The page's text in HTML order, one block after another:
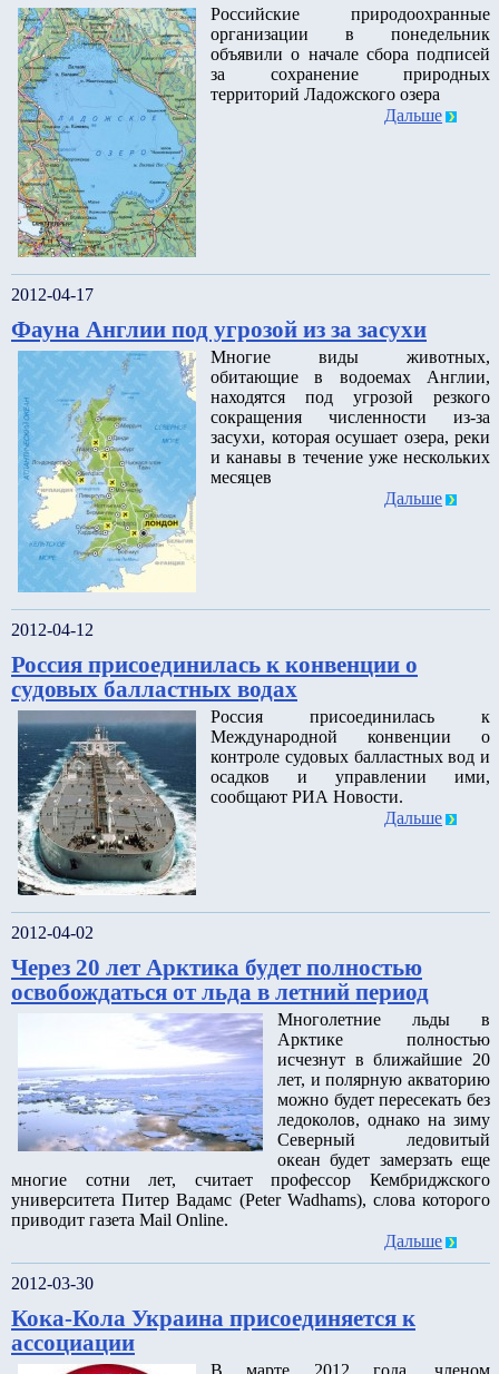
Российские природоохранные
организации в понедельник
объявили о начале сбора подписей
за сохранение природных
территорий Ладожского озера
Дальше
2012-04-17
Фауна Англии под угрозой из за засухи
Многие виды животных,
обитающие в водоемах Англии,
находятся под угрозой резкого
сокращения численности из-за
засухи, которая осушает озера, реки
и канавы в течение уже нескольких
месяцев
Дальше
2012-04-12
Россия присоединилась к конвенции о
судовых балластных водах
Россия присоединилась к
Международной конвенции о
контроле судовых балластных вод и
осадков и управлении ими,
сообщают РИА Новости.
Дальше
2012-04-02
Через 20 лет Арктика будет полностью
освобождаться от льда в летний период
Многолетние льды в
Арктике полностью
исчезнут в ближайшие 20
лет, и полярную акваторию
можно будет пересекать без
ледоколов, однако на зиму
Северный ледовитый
океан будет замерзать еще
многие сотни лет, считает профессор Кембриджского
университета Питер Вадамс (Peter Wadhams), слова которого
приводит газета Mail Online.
Дальше
2012-03-30
Кока-Кола Украина присоединяется к
ассоциации